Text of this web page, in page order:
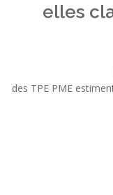
elles
des TPE PME